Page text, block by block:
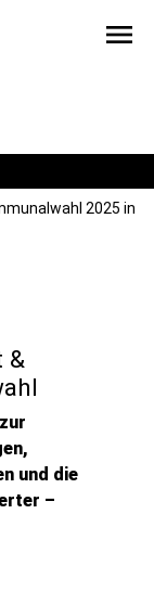
menu
2025 in
&
und die
–